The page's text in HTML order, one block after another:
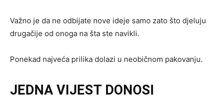
Važno je da ne odbijate nove ideje samo zato što djeluju
drugačije od onoga na šta ste navikli.
Ponekad najveća prilika dolazi u neobičnom pakovanju.
JEDNA VIJEST DONOSI